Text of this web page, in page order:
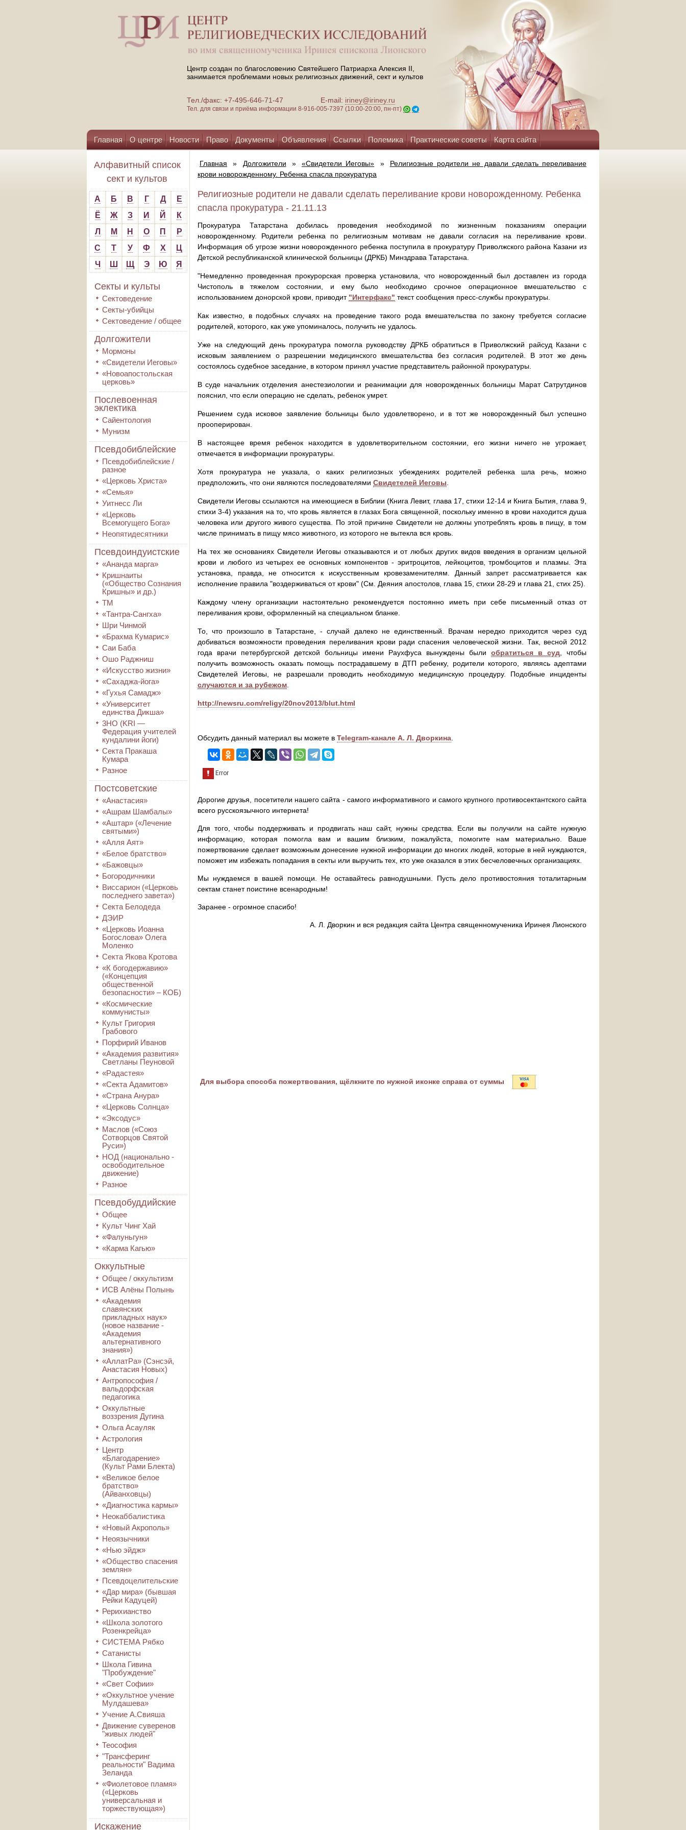
Центр создан по благословению Святейшего Патриарха Алексия II,
занимается проблемами новых религиозных движений, сект и культов
Тел./факс: +7-495-646-71-47 E-mail: iriney@iriney.ru
Тел. для связи и приёма информации 8-916-005-7397 (10:00-20:00, пн-пт)
Главная О центре Новости Право Документы Объявления Ссылки Полемика Практические советы Карта сайта
Помощь центру
Алфавитный список
сект и культов
А Б В Г Д
Е
Ё
Ж З И Й
К
Л
М Н О П
Р
С
Т У Ф Х
Ц
Ч
Ш Щ Э Ю Я
Секты и культы
Сектоведение
Секты-убийцы
Сектоведение / общее
Долгожители
Мормоны
«Свидетели Иеговы»
«Новоапостольская
церковь»
Послевоенная
эклектика
Сайентология
Мунизм
Псевдобиблейские
Псевдобиблейские /
разное
«Церковь Христа»
«Семья»
Уитнесс Ли
«Церковь
Всемогущего Бога»
Неопятидесятники
Псевдоиндуистские
«Ананда марга»
Кришнаиты
(«Общество Сознания
Кришны» и др.)
ТМ
«Тантра-Сангха»
Шри Чинмой
«Брахма Кумарис»
Саи Баба
Ошо Раджниш
«Искусство жизни»
«Сахаджа-йога»
«Гухья Самадж»
«Университет
единства Дикша»
3HO (KRI ―
Федерация учителей
кундалини йоги)
Секта Пракаша
Кумара
Разное
Постсоветские
«Анастасия»
«Ашрам Шамбалы»
«Аштар» («Лечение
святыми»)
«Алля Аят»
«Белое братство»
«Бажовцы»
Богородичники
Виссарион («Церковь
последнего завета»)
Секта Белодеда
ДЭИР
«Церковь Иоанна
Богослова» Олега
Моленко
Секта Якова Кротова
«К богодержавию»
(«Концепция
общественной
безопасности» – КОБ)
«Космические
коммунисты»
Культ Григория
Грабового
Порфирий Иванов
«Академия развития»
Светланы Пеуновой
«Радастея»
«Секта Адамитов»
«Страна Анура»
«Церковь Солнца»
«Эксодус»
Маслов («Союз
Сотворцов Святой
Руси»)
НОД (национально -
освободительное
движение)
Разное
Псевдобуддийские
Общее
Культ Чинг Хай
«Фалуньгун»
«Карма Кагью»
Оккультные
Общее / оккультизм
ИСВ Алёны Полынь
«Академия
славянских
прикладных наук»
(новое название -
«Академия
альтернативного
знания»)
«АллатРа» (Сэнсэй,
Анастасия Новых)
Антропософия /
вальдорфская
педагогика
Оккультные
воззрения Дугина
Ольга Асауляк
Астрология
Центр
«Благодарение»
(Культ Рами Блекта)
«Великое белое
братство»
(Айванховцы)
«Диагностика кармы»
Неокаббалистика
«Новый Акрополь»
Неоязычники
«Нью эйдж»
«Общество спасения
землян»
Псевдоцелительские
«Дар мира» (бывшая
Рейки Кадуцей)
Рерихианство
«Школа золотого
Розенкрейца»
СИСТЕМА Рябко
Сатанисты
Школа Гивина
"Пробуждение"
«Свет Софии»
«Оккультное учение
Мулдашева»
Учение А.Свияша
Движение суверенов
"живых людей"
Теософия
"Трансферинг
реальности" Вадима
Зеланда
«Фиолетовое пламя»
(«Церковь
универсальная и
торжествующая»)
Искажение
Главная » Долгожители » «Свидетели Иеговы» »
Религиозные родители не давали сделать переливание
крови новорожденному. Ребенка спасла прокуратура
Религиозные родители не давали сделать переливание крови новорожденному. Ребенка
спасла прокуратура - 21.11.13
Прокуратура Татарстана добилась проведения необходимой по жизненным показаниям операции
новорожденному. Родители ребенка по религиозным мотивам не давали согласия на переливание крови.
Информация об угрозе жизни новорожденного ребенка поступила в прокуратуру Приволжского района Казани из
Детской республиканской клинической больницы (ДРКБ) Минздрава Татарстана.
"Немедленно проведенная прокурорская проверка установила, что новорожденный был доставлен из города
Чистополь в тяжелом состоянии, и ему было необходимо срочное операционное вмешательство с
использованием донорской крови, приводит "Интерфакс" текст сообщения пресс-службы прокуратуры.
Как известно, в подобных случаях на проведение такого рода вмешательства по закону требуется согласие
родителей, которого, как уже упоминалось, получить не удалось.
Уже на следующий день прокуратура помогла руководству ДРКБ обратиться в Приволжский райсуд Казани с
исковым заявлением о разрешении медицинского вмешательства без согласия родителей. В этот же день
состоялось судебное заседание, в котором принял участие представитель районной прокуратуры.
В суде начальник отделения анестезиологии и реанимации для новорожденных больницы Марат Сатрутдинов
пояснил, что если операцию не сделать, ребенок умрет.
Решением суда исковое заявление больницы было удовлетворено, и в тот же новорожденный был успешно
прооперирован.
В настоящее время ребенок находится в удовлетворительном состоянии, его жизни ничего не угрожает,
отмечается в информации прокуратуры.
Хотя прокуратура не указала, о каких религиозных убеждениях родителей ребенка шла речь, можно
предположить, что они являются последователями Свидетелей Иеговы
Свидетели Иеговы ссылаются на имеющиеся в Библии (Книга Левит, глава 17, стихи 12-14 и Книга Бытия, глава 9,
стихи 3-4) указания на то, что кровь является в глазах Бога священной, поскольку именно в крови находится душа
человека или другого живого существа. По этой причине Свидетели не должны употреблять кровь в пищу, в том
числе принимать в пищу мясо животного, из которого не вытекла вся кровь.
На тех же основаниях Свидетели Иеговы отказываются и от любых других видов введения в организм цельной
крови и любого из четырех ее основных компонентов - эритроцитов, лейкоцитов, тромбоцитов и плазмы. Эта
установка, правда, не относится к искусственным кровезаменителям. Данный запрет рассматривается как
исполнение правила "воздерживаться от крови" (См. Деяния апостолов, глава 15, стихи 28-29 и глава 21, стих 25).
Каждому члену организации настоятельно рекомендуется постоянно иметь при себе письменный отказ от
переливания крови, оформленный на специальном бланке.
То, что произошло в Татарстане, - случай далеко не единственный. Врачам нередко приходится через суд
добиваться возможности проведения переливания крови ради спасения человеческой жизни. Так, весной 2012
года врачи петербургской детской больницы имени Раухфуса вынуждены были обратиться в суд , чтобы
получить возможность оказать помощь пострадавшему в ДТП ребенку, родители которого, являясь адептами
Свидетелей Иеговы, не разрешали проводить необходимую медицинскую процедуру. Подобные инциденты
случаются и за рубежом
http://newsru.com/religy/20nov2013/blut.html
Обсудить данный материал вы можете в Telegram-канале А. Л. Дворкина
Дорогие друзья, посетители нашего сайта - самого информативного и самого крупного противосектантского сайта
всего русскоязычного интернета!
Для того, чтобы поддерживать и продвигать наш сайт, нужны средства. Если вы получили на сайте нужную
информацию, которая помогла вам и вашим близким, пожалуйста, помогите нам материально. Ваше
пожертвование сделает возможным донесение нужной информации до многих людей, которые в ней нуждаются,
поможет им избежать попадания в секты или выручить тех, кто уже оказался в этих бесчеловечных организациях.
Мы нуждаемся в вашей помощи. Не оставайтесь равнодушными. Пусть дело противостояния тоталитарным
сектам станет поистине всенародным!
Заранее - огромное спасибо!
А. Л. Дворкин и вся редакция сайта Центра священномученика Иринея Лионского
Для выбора способа пожертвования, щёлкните по нужной иконке справа от суммы